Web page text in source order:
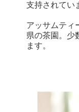
支持されてい
アッサムティ
県の茶園。少
ます。